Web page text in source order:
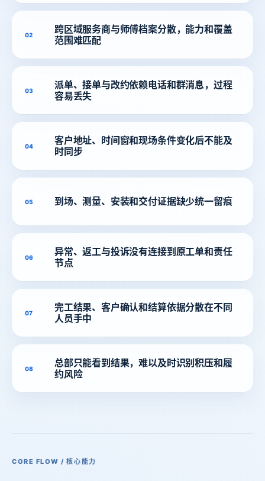
02
跨区域服务商与师傅档案分散，能力和覆盖
范围难匹配
03
派单、接单与改约依赖电话和群消息，过程
容易丢失
04
客户地址、时间窗和现场条件变化后不能及
时同步
05 到场、测量、安装和交付证据缺少统一留痕
06
异常、返工与投诉没有连接到原工单和责任
节点
07
完工结果、客户确认和结算依据分散在不同
人员手中
08
总部只能看到结果，难以及时识别积压和履
约风险
CORE FLOW / 核心能力